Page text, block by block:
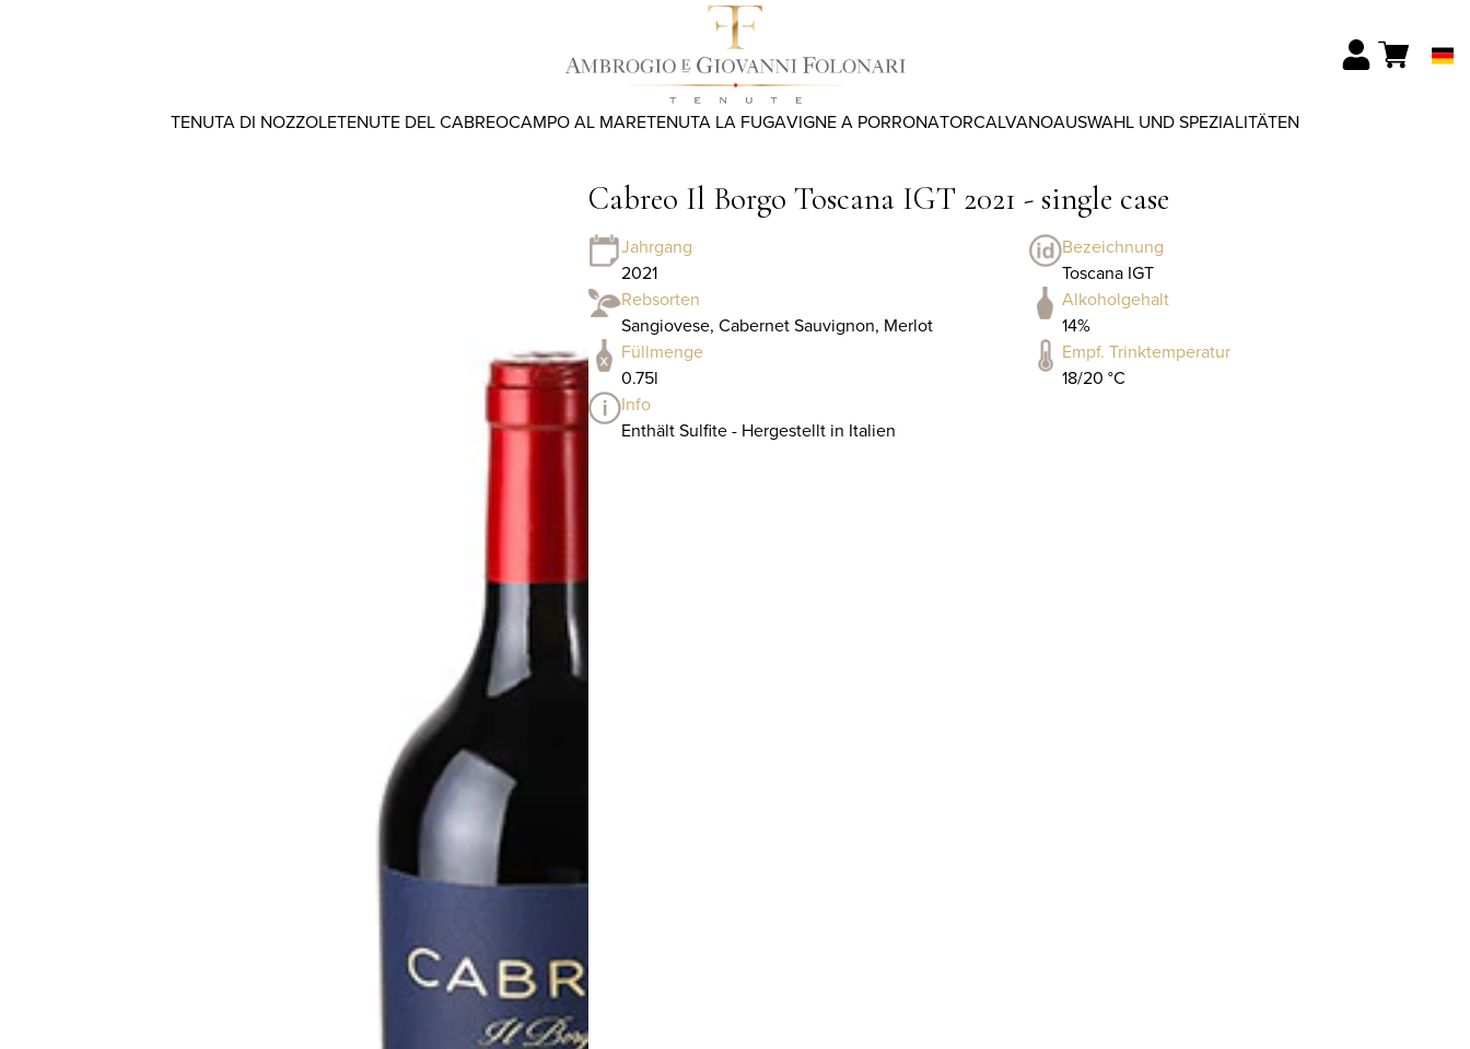
TENUTA DI NOZZOLETENUTE DEL CABREOCAMPO AL MARETENUTA LA FUGAVIGNE A PORRONATORCALVANOAUSWAHL UND SPEZIALITÄTEN
Cabreo Il Borgo Toscana IGT 2021 - single case
Jahrgang
2021
Bezeichnung
Toscana IGT
Rebsorten
Sangiovese, Cabernet Sauvignon, Merlot
Alkoholgehalt
14%
Füllmenge
0.75l
Empf. Trinktemperatur
18/20 °C
Info
Enthält Sulfite - Hergestellt in Italien